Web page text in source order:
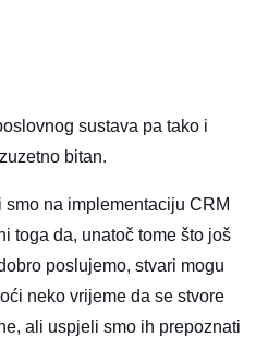
sustava pa tako i
bitan.
na implementaciju CRM
toga da, unatoč tome što još
poslujemo, stvari mogu
neko vrijeme da se stvore
ali uspjeli smo ih prepoznati